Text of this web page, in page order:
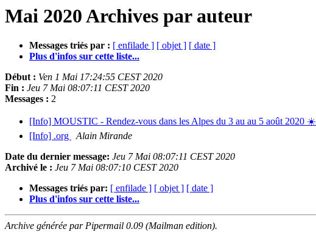
Mai 2020 Archives par auteur
Messages triés par : [ enfilade ] [ objet ] [ date ]
Plus d'infos sur cette liste...
Début : Ven 1 Mai 17:24:55 CEST 2020
Fin : Jeu 7 Mai 08:07:11 CEST 2020
Messages : 2
[Info] MOUSTIC - Rendez-vous dans les Alpes du 3 au au 5 août 2020 ☀️
[Info] .org
Alain Mirande
Date du dernier message: Jeu 7 Mai 08:07:11 CEST 2020
Archivé le : Jeu 7 Mai 08:07:10 CEST 2020
Messages triés par: [ enfilade ] [ objet ] [ date ]
Plus d'infos sur cette liste...
Archive générée par Pipermail 0.09 (Mailman edition).